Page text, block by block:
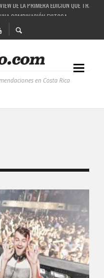
COMBINACIÓN EXITOSA
TRANSFORMANDO LA CALIDAD DE
BBC RADIOPHONIC WORKSHOP
en Costa Rica